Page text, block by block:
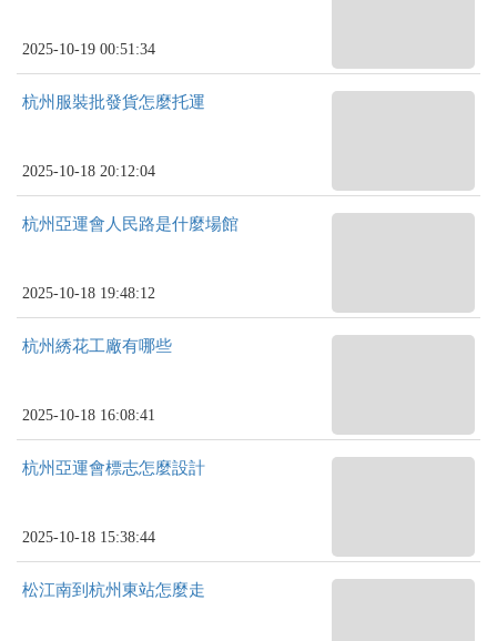
2025-10-19 00:51:34
杭州服裝批發貨怎麼托運
2025-10-18 20:12:04
杭州亞運會人民路是什麼場館
2025-10-18 19:48:12
杭州綉花工廠有哪些
2025-10-18 16:08:41
杭州亞運會標志怎麼設計
2025-10-18 15:38:44
松江南到杭州東站怎麼走